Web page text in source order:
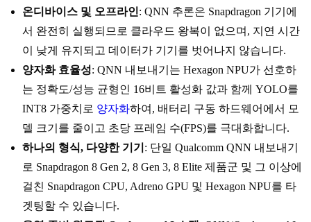
온디바이스 및 오프라인: QNN 추론은 Snapdragon 기기에
서 완전히 실행되므로 클라우드 왕복이 없으며, 지연 시간
이 낮게 유지되고 데이터가 기기를 벗어나지 않습니다.
양자화 효율성: QNN 내보내기는 Hexagon NPU가 선호하
는 정확도/성능 균형인 16비트 활성화 값과 함께 YOLO를
INT8 가중치로 양자화하여, 배터리 구동 하드웨어에서 모
델 크기를 줄이고 초당 프레임 수(FPS)를 극대화합니다.
하나의 형식, 다양한 기기 : 단일 Qualcomm QNN 내보내기
로 Snapdragon 8 Gen 2, 8 Gen 3, 8 Elite 제품군 및 그 이상에
걸친 Snapdragon CPU, Adreno GPU 및 Hexagon NPU를 타
겟팅할 수 있습니다.